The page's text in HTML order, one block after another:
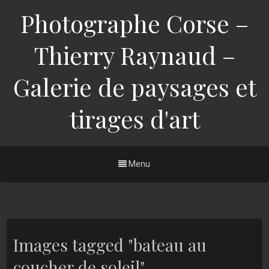
Photographe Corse –
Thierry Raynaud –
Galerie de paysages et
tirages d'art
Menu
Images tagged "bateau au